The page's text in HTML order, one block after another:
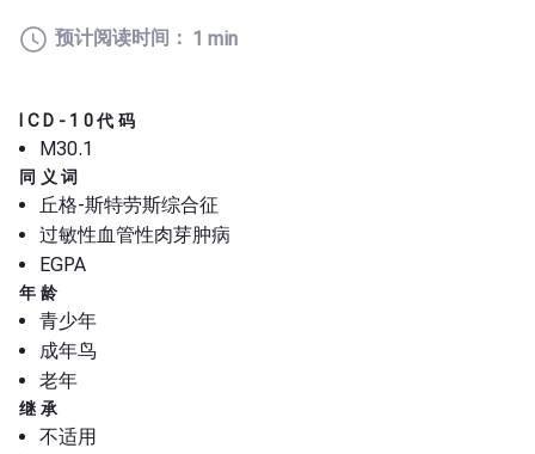
预计阅读时间： 1 min
ICD-10代码
M30.1
同义词
丘格-斯特劳斯综合征
过敏性血管性肉芽肿病
EGPA
年龄
青少年
成年鸟
老年
继承
不适用